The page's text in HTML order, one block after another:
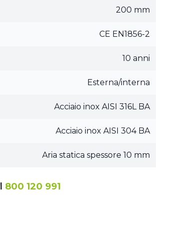
200 mm
CE EN1856-2
10 anni
Esterna/interna
Acciaio inox AISI 316L BA
Acciaio inox AISI 304 BA
Aria statica spessore 10 mm
800 120 991